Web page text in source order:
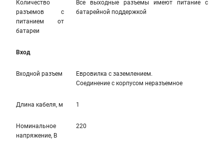
Количество
разъемов с
питанием от
батареи
Все выходные разъемы имеют питание с
батарейной поддержкой
Вход
Входной разъем
Евровилка с заземлением.
Соединение с корпусом неразъемное
Длина кабеля, м 1
Номинальное
напряжение, В
220